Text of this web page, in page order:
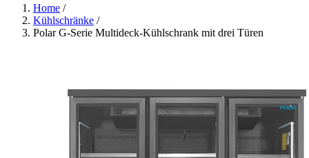
Home /
Kühlschränke /
Polar G-Serie Multideck-Kühlschrank mit drei Türen